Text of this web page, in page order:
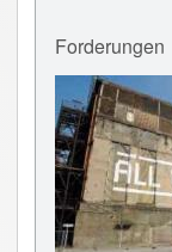
Forderungen